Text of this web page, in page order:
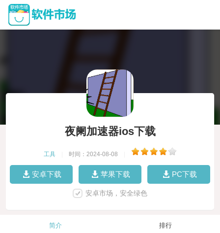
夜阑加速器ios下载
工具 时间：2024-08-08
安卓下载 苹果下载 PC下载
安卓市场，安全绿色
简介 排行